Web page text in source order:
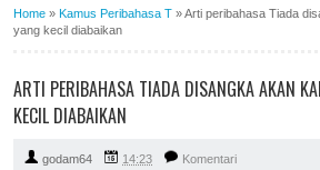
Home » Kamus Peribahasa T »Arti peribahasa Tiada
yang kecil diabaikan
ARTI PERIBAHASA TIADA DISANGKA AKAN
KECIL DIABAIKAN
godam64 14:23 Komentari